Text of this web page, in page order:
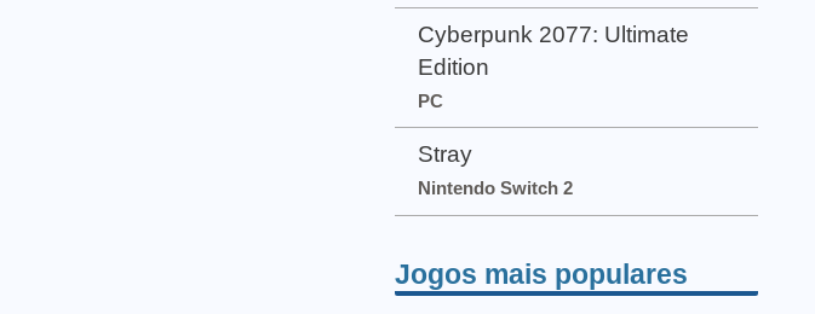
Cyberpunk 2077: Ultimate
Edition
PC
Stray
Nintendo Switch 2
Jogos mais populares